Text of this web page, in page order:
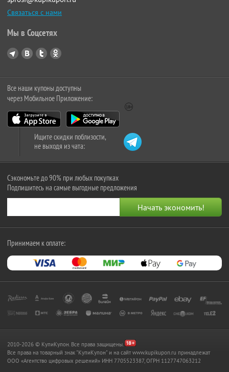
Связаться с нами
Мы в Соцсетях
Все наши купоны доступны
через Мобильное Приложение:
Ищите скидки поблизости,
не выходя из чата:
Сэкономьте до 90% при любых покупках
Подпишитесь на самые выгодные предложения
Принимаем к оплате:
2010-2026 © КупиКупон. Все права защищены.
Все права на товарный знак "КупиКупон" и на сайт www.kupikupon.ru принадлежат
OOO «Агентство цифровых решений» ИНН 7705523387, ОГРН 1127747063212